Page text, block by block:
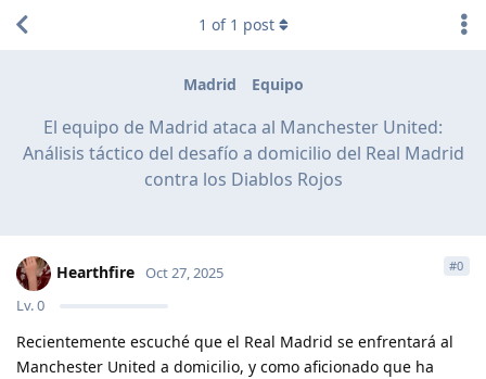
Madrid Equipo
El equipo de Madrid ataca al Manchester United:
Análisis táctico del desafío a domicilio del Real Madrid
contra los Diablos Rojos
1 of 1 post
Hearthfire
Lv.0
Oct 27, 2025 #0
Recientemente escuché que el Real Madrid se enfrentará al
Manchester United a domicilio, y como aficionado que ha